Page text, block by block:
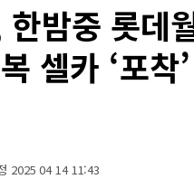
한밤중 롯데
셀카 ‘포착’
2025 04 14 11:43